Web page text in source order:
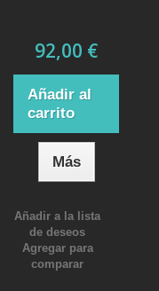
92,00 €
Añadir al
carrito
Más
Añadir a la lista
de deseos
Agregar para
comparar